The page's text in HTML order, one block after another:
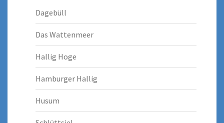
Dagebüll
Das Wattenmeer
Hallig Hoge
Hamburger Hallig
Husum